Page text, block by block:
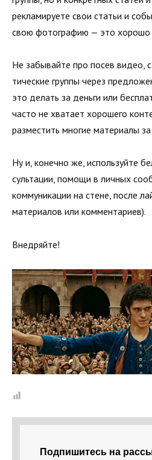
рекла­мируете свои статьи и
свою фотографию — это хорошо
Не забывайте про посев видео,
тические группы через
это делать за деньги или
часто не хватает хорошего
разместить многие материалы
Ну и, конечно же, используйте
сультации, помощи в личных
коммуникации на стене, после
материалов или комментариев).
Внедряйте!
Подпишитесь на